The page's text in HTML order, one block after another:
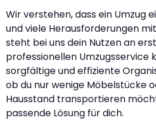
Wir verstehen, dass ein Umzug
und viele Herausforderungen
steht bei uns dein Nutzen an
professionellen Umzugsservice
sorgfältige und effiziente
ob du nur wenige Möbelstücke
Hausstand transportieren
passende Lösung für dich.